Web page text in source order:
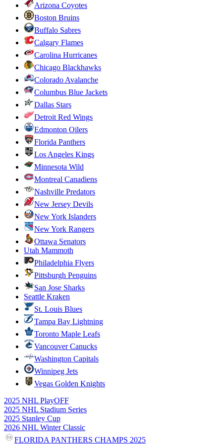
Arizona Coyotes
Boston Bruins
Buffalo Sabres
Calgary Flames
Carolina Hurricanes
Chicago Blackhawks
Colorado Avalanche
Columbus Blue Jackets
Dallas Stars
Detroit Red Wings
Edmonton Oilers
Florida Panthers
Los Angeles Kings
Minnesota Wild
Montreal Canadiens
Nashville Predators
New Jersey Devils
New York Islanders
New York Rangers
Ottawa Senators
Utah Mammoth
Philadelphia Flyers
Pittsburgh Penguins
San Jose Sharks
Seattle Kraken
St. Louis Blues
Tampa Bay Lightning
Toronto Maple Leafs
Vancouver Canucks
Washington Capitals
Winnipeg Jets
Vegas Golden Knights
2025 NHL PlayOFF
2025 NHL Stadium Series
2025 Stanley Cup
2026 NHL Winter Classic
FLORIDA PANTHERS CHAMPS 2025